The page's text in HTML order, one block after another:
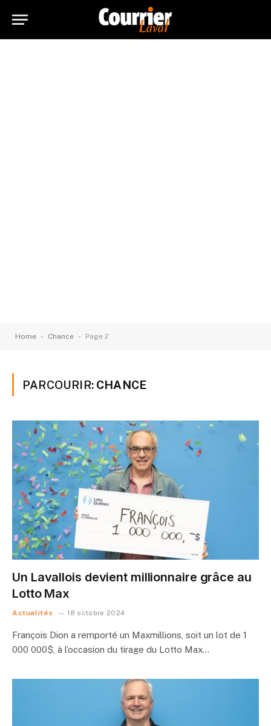
Home - Chance - Page 2
PARCOURIR: CHANCE
Un Lavallois devient millionnaire grâce au
Lotto Max
Actualités 18 octobre 2024
François Dion a remporté un Maxmillions, soit un lot de 1
000 000$, à l’occasion du tirage du Lotto Max…